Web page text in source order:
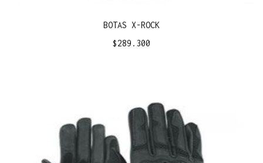
BOTAS X-ROCK
$289.300